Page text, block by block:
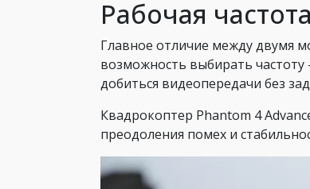
Рабочая частота
Главное отличие между двумя
возможность выбирать
добиться видеопередачи без
Квадрокоптер Phantom 4
преодоления помех и